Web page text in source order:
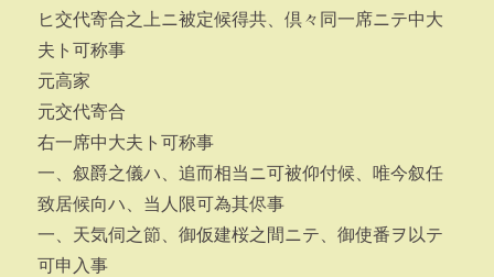
ヒ交代寄合之上ニ被定候得共、倶々同一席ニテ中大
夫ト可称事
元高家
元交代寄合
右一席中大夫ト可称事
一、叙爵之儀ハ、追而相当ニ可被仰付候、唯今叙任
致居候向ハ、当人限可為其侭事
一、天気伺之節、御仮建桜之間ニテ、御使番ヲ以テ
可申入事